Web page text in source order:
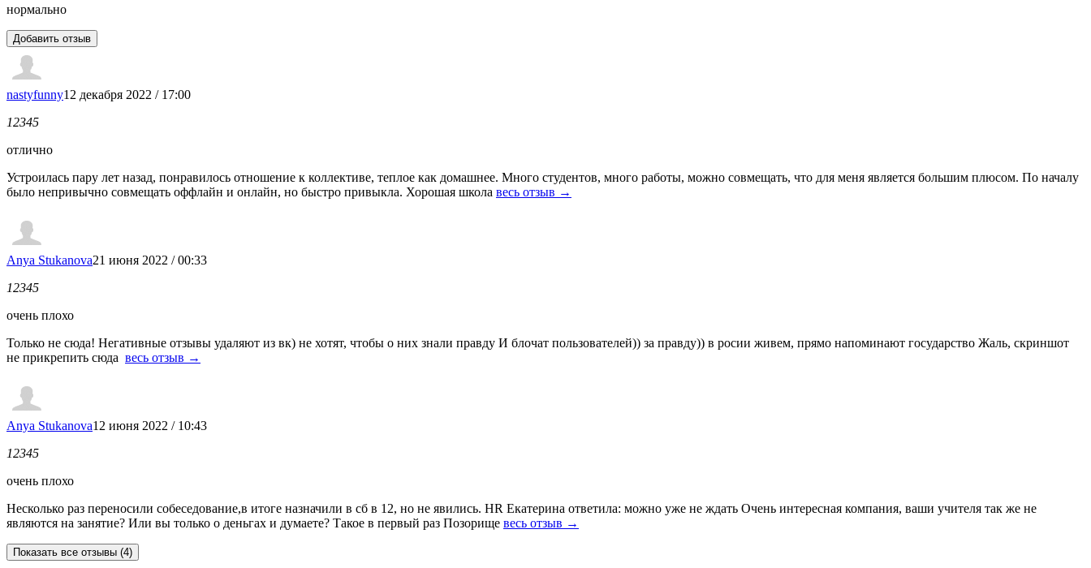
нормально
nastyfunny12 декабря 2022 / 17:00
12345
отлично
Устроилась пару лет назад, понравилось отношение к коллективе, теплое как домашнее. Много студентов, много работы, можно совмещать, что для меня является большим плюсом. По началу
было непривычно совмещать оффлайн и онлайн, но быстро привыкла. Хорошая школа весь отзыв →
Anya Stukanova21 июня 2022 / 00:33
12345
очень плохо
Только не сюда! Негативные отзывы удаляют из вк) не хотят, чтобы о них знали правду И блочат пользователей)) за правду)) в росии живем, прямо напоминают государство Жаль, скриншот
не прикрепить сюда весь отзыв →
Anya Stukanova12 июня 2022 / 10:43
12345
очень плохо
Несколько раз переносили собеседование,в итоге назначили в сб в 12, но не явились. HR Екатерина ответила: можно уже не ждать Очень интересная компания, ваши учителя так же не
являются на занятие? Или вы только о деньгах и думаете? Такое в первый раз Позорище весь отзыв →